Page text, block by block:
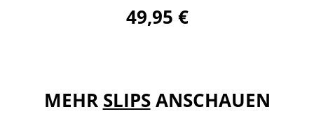
49,95 €
MEHR SLIPSANSCHAUEN